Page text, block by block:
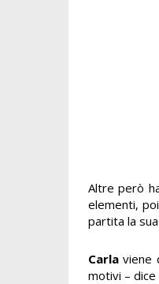
Altre però
elementi,
partita la
Carlaviene
motivi –